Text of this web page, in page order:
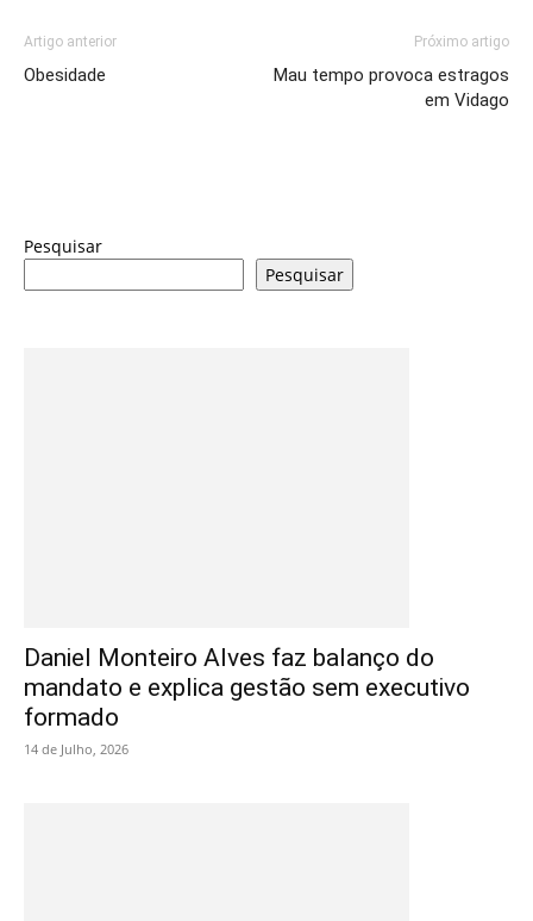
Artigo anterior
Obesidade
Próximo artigo
Mau tempo provoca estragos
em Vidago
Pesquisar
Pesquisar
Daniel Monteiro Alves faz balanço do
mandato e explica gestão sem executivo
formado
14 de Julho, 2026